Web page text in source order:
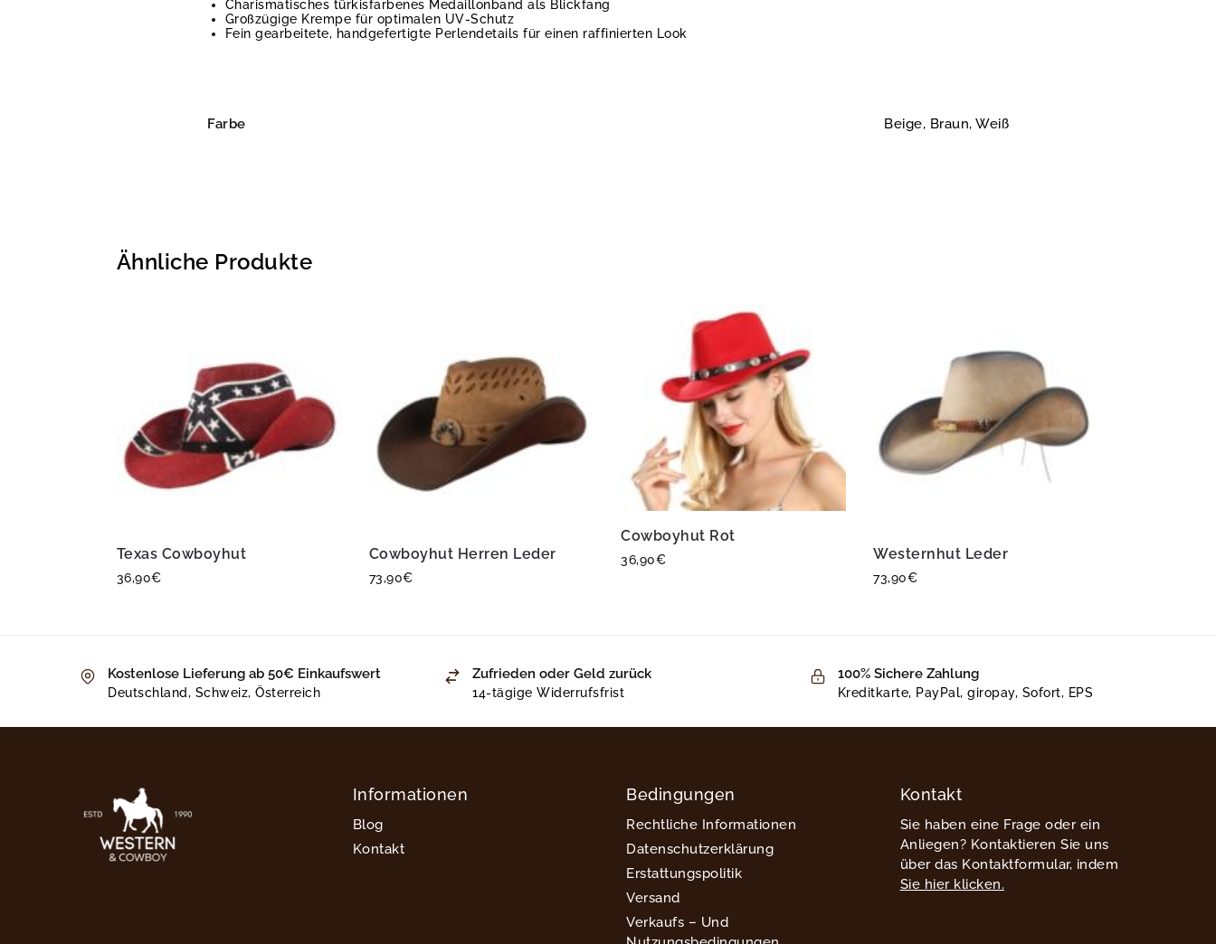
Charismatisches türkisfarbenes Medaillonband als Blickfang
Großzügige Krempe für optimalen UV-Schutz
Fein gearbeitete, handgefertigte Perlendetails für einen raffinierten Look
Farbe Beige, Braun, Weiß
Ähnliche Produkte
Texas Cowboyhut
36,90€
Cowboyhut Herren Leder
73,90€
Cowboyhut Rot
36,90€ Westernhut Leder
73,90€
Kostenlose Lieferung ab 50€ Einkaufswert
Deutschland, Schweiz, Österreich
Zufrieden oder Geld zurück
14-tägige Widerrufsfrist
100% Sichere Zahlung
Kreditkarte, PayPal, giropay, Sofort, EPS
Informationen
Blog
Kontakt
Bedingungen
Rechtliche Informationen
Datenschutzerklärung
Erstattungspolitik
Versand
Verkaufs – Und
Kontakt
Sie haben eine Frage oder ein
Anliegen? Kontaktieren Sie uns
über das Kontaktformular, indem
Sie hier klicken.